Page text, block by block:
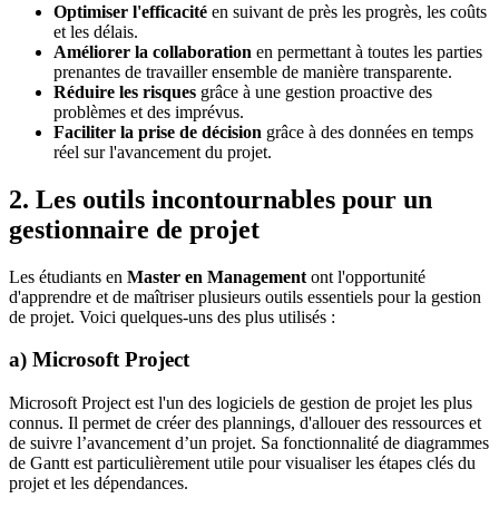
Optimiser l'efficacité en suivant de près les progrès, les coûts
et les délais.
Améliorer la collaboration en permettant à toutes les parties
prenantes de travailler ensemble de manière transparente.
Réduire les risques grâce à une gestion proactive des
problèmes et des imprévus.
Faciliter la prise de décision grâce à des données en temps
réel sur l'avancement du projet.
2. Les outils incontournables pour un
gestionnaire de projet
Les étudiants en Master en Management ont l'opportunité
d'apprendre et de maîtriser plusieurs outils essentiels pour la gestion
de projet. Voici quelques-uns des plus utilisés :
a) Microsoft Project
Microsoft Project est l'un des logiciels de gestion de projet les plus
connus. Il permet de créer des plannings, d'allouer des ressources et
de suivre l’avancement d’un projet. Sa fonctionnalité de diagrammes
de Gantt est particulièrement utile pour visualiser les étapes clés du
projet et les dépendances.